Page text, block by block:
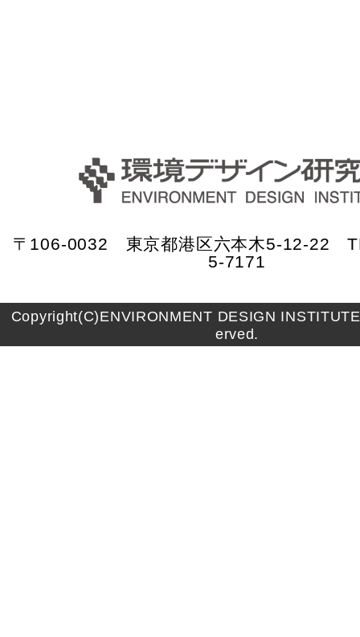
〒106-0032 東京都港区六本木5-12-22
5-7171
Copyright(C)ENVIRONMENT DESIGN
erved.